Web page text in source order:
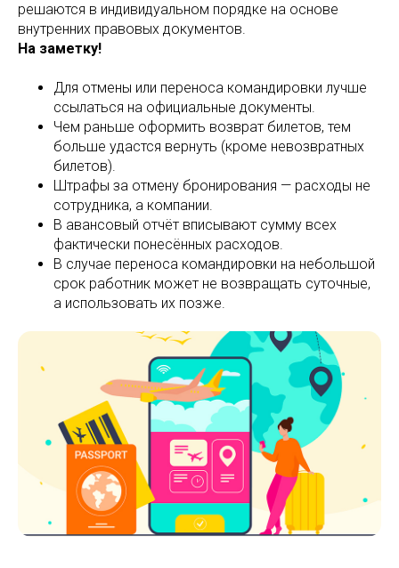
решаются в индивидуальном порядке на основе
внутренних правовых документов.
На заметку!
Для отмены или переноса командировки лучше
ссылаться на официальные документы.
Чем раньше оформить возврат билетов, тем
больше удастся вернуть (кроме невозвратных
билетов).
Штрафы за отмену бронирования — расходы не
сотрудника, а компании.
В авансовый отчёт вписывают сумму всех
фактически понесённых расходов.
В случае переноса командировки на небольшой
срок работник может не возвращать суточные,
а использовать их позже.